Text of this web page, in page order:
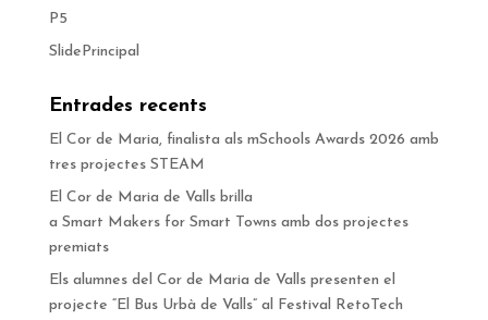
P5
SlidePrincipal
Entrades recents
El Cor de Maria, finalista als mSchools Awards 2026 amb
tres projectes STEAM
El Cor de Maria de Valls brilla
a Smart Makers for Smart Towns amb dos projectes
premiats
Els alumnes del Cor de Maria de Valls presenten el
projecte “El Bus Urbà de Valls” al Festival RetoTech